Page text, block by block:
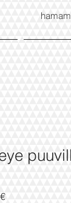
Hinta